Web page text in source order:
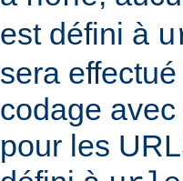
est défini à
sera
codage
pour les